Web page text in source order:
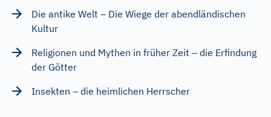
Die antike Welt – Die Wiege der abendländischen
Kultur
Religionen und Mythen in früher Zeit – die Erfindung
der Götter
Insekten – die heimlichen Herrscher